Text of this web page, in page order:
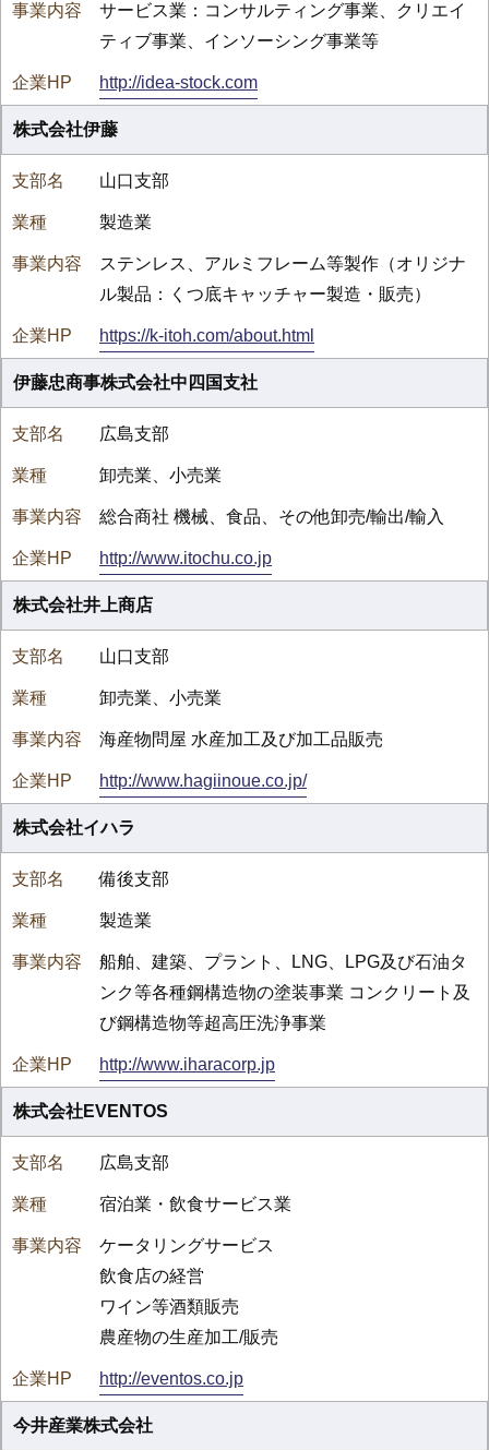
サービス業：コンサルティング事業、クリエイ
ティブ事業、インソーシング事業等
http://idea-stock.com
株式会社伊藤
山口支部
製造業
ステンレス、アルミフレーム等製作（オリジナ
ル製品：くつ底キャッチャー製造・販売）
https://k-itoh.com/about.html
伊藤忠商事株式会社中四国支社
広島支部
卸売業、小売業
総合商社 機械、食品、その他卸売/輸出/輸入
http://www.itochu.co.jp
株式会社井上商店
山口支部
卸売業、小売業
海産物問屋 水産加工及び加工品販売
http://www.hagiinoue.co.jp/
株式会社イハラ
備後支部
製造業
船舶、建築、プラント、LNG、LPG及び石油タ
ンク等各種鋼構造物の塗装事業 コンクリート及
び鋼構造物等超高圧洗浄事業
http://www.iharacorp.jp
株式会社EVENTOS
広島支部
宿泊業・飲食サービス業
ケータリングサービス
飲食店の経営
ワイン等酒類販売
農産物の生産加工/販売
http://eventos.co.jp
今井産業株式会社